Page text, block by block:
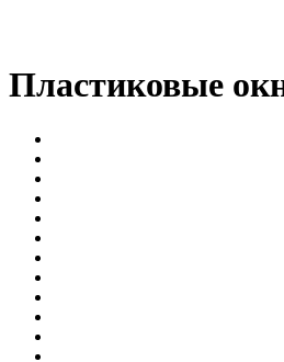
Пластиковые